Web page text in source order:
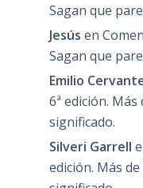
Sagan que
Jesús en
Sagan que
Emilio
6ª edición.
significado.
Silveri Garrell
edición. Más